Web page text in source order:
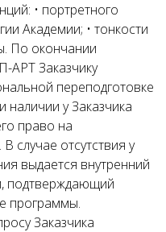
• портретного
Академии; • тонкости
По окончании
АРТ Заказчику
переподготовке
наличии у Заказчика
право на
случае отсутствия у
выдается внутренний
подтверждающий
программы.
Заказчика